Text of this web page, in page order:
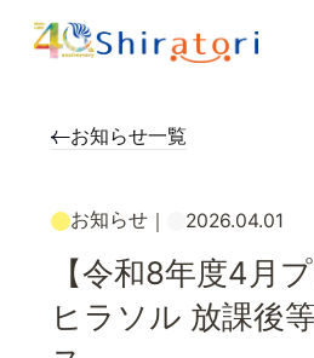
お知らせ一覧
お知らせ｜ 2026.04.01
【令和8年度4月
ヒラソル 放課後